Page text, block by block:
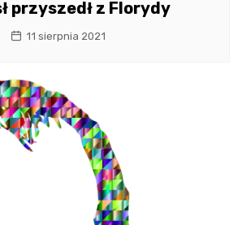
przyszedł z Florydy
11 sierpnia 2021